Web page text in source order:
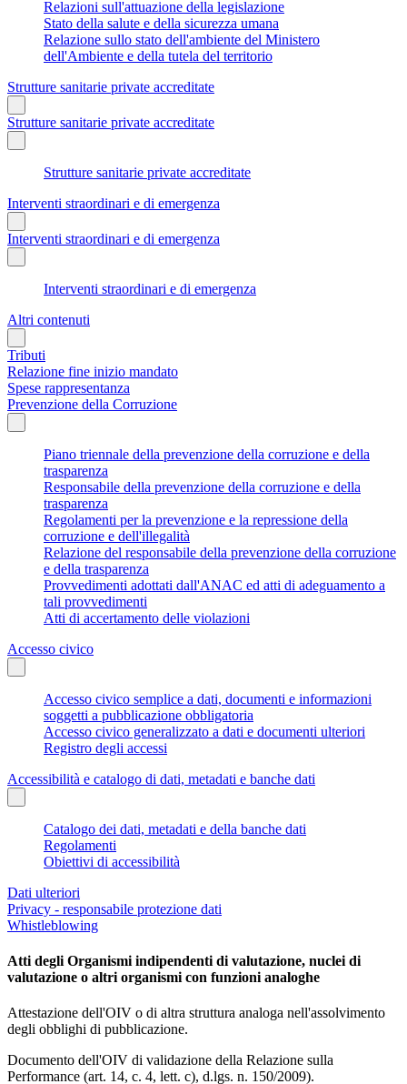
Relazioni sull'attuazione della legislazione
Stato della salute e della sicurezza umana
Relazione sullo stato dell'ambiente del Ministero
dell'Ambiente e della tutela del territorio
Strutture sanitarie private accreditate
Strutture sanitarie private accreditate
Strutture sanitarie private accreditate
Interventi straordinari e di emergenza
Interventi straordinari e di emergenza
Interventi straordinari e di emergenza
Altri contenuti
Tributi
Relazione fine inizio mandato
Spese rappresentanza
Prevenzione della Corruzione
Piano triennale della prevenzione della corruzione e della
trasparenza
Responsabile della prevenzione della corruzione e della
trasparenza
Regolamenti per la prevenzione e la repressione della
corruzione e dell'illegalità
Relazione del responsabile della prevenzione della corruzione
e della trasparenza
Provvedimenti adottati dall'ANAC ed atti di adeguamento a
tali provvedimenti
Atti di accertamento delle violazioni
Accesso civico
Accesso civico semplice a dati, documenti e informazioni
soggetti a pubblicazione obbligatoria
Accesso civico generalizzato a dati e documenti ulteriori
Registro degli accessi
Accessibilità e catalogo di dati, metadati e banche dati
Catalogo dei dati, metadati e della banche dati
Regolamenti
Obiettivi di accessibilità
Dati ulteriori
Privacy - responsabile protezione dati
Whistleblowing
Atti degli Organismi indipendenti di valutazione, nuclei di
valutazione o altri organismi con funzioni analoghe
Attestazione dell'OIV o di altra struttura analoga nell'assolvimento
degli obblighi di pubblicazione.
Documento dell'OIV di validazione della Relazione sulla
Performance (art. 14, c. 4, lett. c), d.lgs. n. 150/2009).